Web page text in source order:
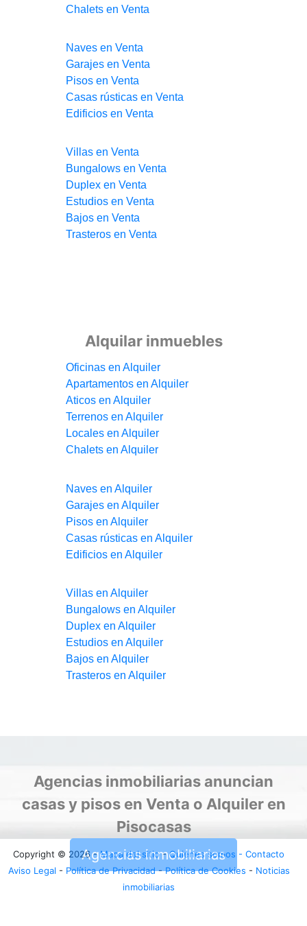
Chalets en Venta
Naves en Venta
Garajes en Venta
Pisos en Venta
Casas rústicas en Venta
Edificios en Venta
Villas en Venta
Bungalows en Venta
Duplex en Venta
Estudios en Venta
Bajos en Venta
Trasteros en Venta
Alquilar inmuebles
Oficinas en Alquiler
Apartamentos en Alquiler
Aticos en Alquiler
Terrenos en Alquiler
Locales en Alquiler
Chalets en Alquiler
Naves en Alquiler
Garajes en Alquiler
Pisos en Alquiler
Casas rústicas en Alquiler
Edificios en Alquiler
Villas en Alquiler
Bungalows en Alquiler
Duplex en Alquiler
Estudios en Alquiler
Bajos en Alquiler
Trasteros en Alquiler
Agencias inmobiliarias anuncian
casas y pisos en Venta o Alquiler en
Pisocasas
Agencias inmobiliarias
Copyright © 2026 -Mapa del sitio-Quienes somos - Contacto
Aviso Legal - Política de Privacidad-Política de Cookies - Noticias
inmobiliarias